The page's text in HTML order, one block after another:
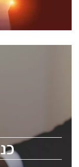
לכל העוסקים
13, 2026. The